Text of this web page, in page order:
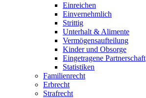
Einreichen
Einvernehmlich
Strittig
Unterhalt & Alimente
Vermögensaufteilung
Kinder und Obsorge
Eingetragene Partnerschaft
Statistiken
Familienrecht
Erbrecht
Strafrecht